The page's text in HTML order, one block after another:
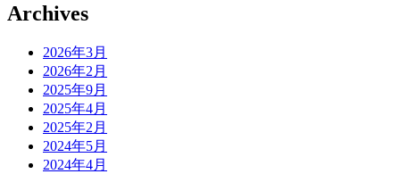
Archives
2026年3月
2026年2月
2025年9月
2025年4月
2025年2月
2024年5月
2024年4月